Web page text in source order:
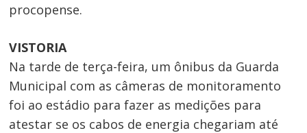
procopense.
VISTORIA
Na tarde de terça-feira, um ônibus da Guarda
Municipal com as câmeras de monitoramento
foi ao estádio para fazer as medições para
atestar se os cabos de energia chegariam até